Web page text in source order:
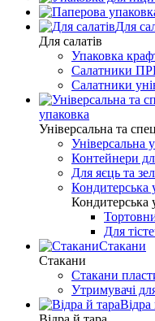
Для
Для салатів
Упаковка
Салатники
Салатники
упаковка
Універсальна та
Універсальна
Контейнери
Для яєць та
Кондитерська
Кондитерська
Для
Стакани
Стакани
Стакани
Утримувачі
Відра